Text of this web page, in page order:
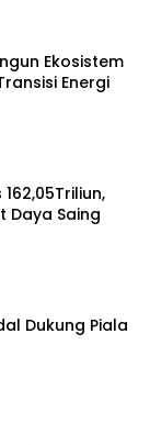
Ekosistem
Energi
Daya Saing
Dukung Piala